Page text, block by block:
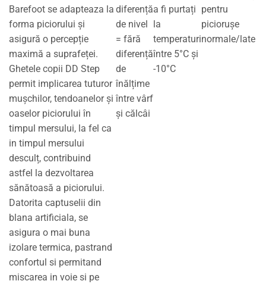
Barefoot se adapteaza la
forma piciorului și
asigură o percepție
maximă a suprafeței.
Ghetele copii DD Step
permit implicarea tuturor
mușchilor, tendoanelor și
oaselor piciorului în
timpul mersului, la fel ca
in timpul mersului
desculț, contribuind
astfel la dezvoltarea
sănătoasă a piciorului.
Datorita captuselii din
blana artificiala, se
asigura o mai buna
izolare termica, pastrand
confortul si permitand
miscarea in voie si pe
diferență
de nivel
= fără
diferență
de
înălțime
între vârf
și călcâi
a fi purtați
la
temperaturi
între 5°C și
-10°C
pentru
piciorușe
normale/late